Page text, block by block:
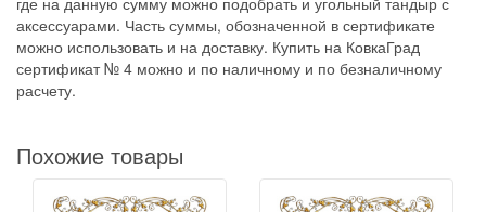
аксессуарами. Часть суммы, обозначенной в сертификате
можно использовать и на доставку. Купить на КовкаГрад
сертификат № 4 можно и по наличному и по безналичному
расчету.
Похожие товары